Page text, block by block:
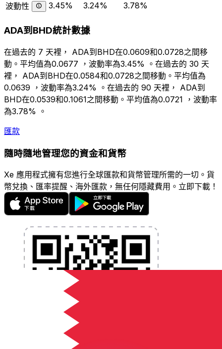
波動性
3.45% 3.24% 3.78%
ADA到BHD統計數據
在過去的 7 天裡， ADA到BHD在0.0609和0.0728之間移
動。平均值為0.0677 ，波動率為3.45% 。在過去的 30 天
裡， ADA到BHD在0.0584和0.0728之間移動。平均值為
0.0639 ，波動率為3.24% 。在過去的 90 天裡， ADA到
BHD在0.0539和0.1061之間移動。平均值為0.0721 ，波動率
為3.78% 。
匯款
隨時隨地管理您的資金和貨幣
Xe 應用程式擁有您進行全球匯款和貨幣管理所需的一切。貨
幣兌換、匯率提醒、海外匯款，無任何隱藏費用。立即下載！